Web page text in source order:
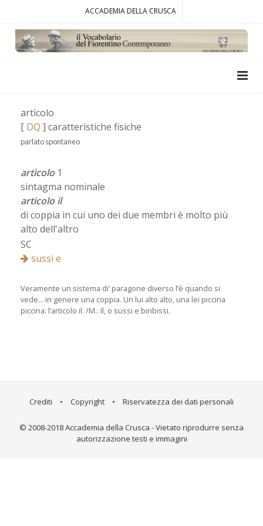
ACCADEMIA DELLA CRUSCA
artìcolo
[ DQ ] caratteristiche fisiche
parlato spontaneo
artìcolo1
sintagma nominale
articolo il
di coppia in cui uno dei due membri è molto più
alto dell'altro
SC
sussi e
Veramente un sistema di’ paragone diverso l’è quando si
vede... in genere una coppia. Un lui alto alto, una lei piccina
piccina: l’articolo il. /M.: Il, o sussi e biribissi.
Crediti • Copyright • Riservatezza dei dati personali
© 2008-2018 Accademia della Crusca - Vietato riprodurre senza
autorizzazione testi e immagini